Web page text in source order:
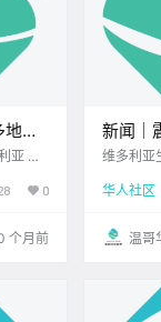
肉
自将
< 今 0
个月前
新闻｜
UVic女
维多利亚生活必
三好呀~
华人社区
温哥